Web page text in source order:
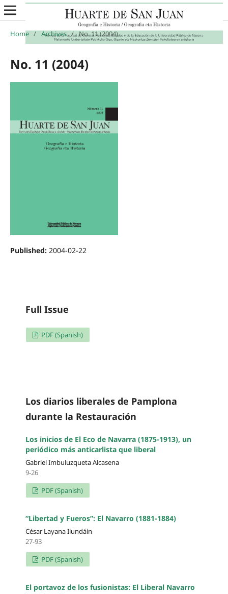
Home / Archives / No. 11 (2004)
No. 11 (2004)
Published: 2004-02-22
Full Issue
PDF (Spanish)
Los diarios liberales de Pamplona
durante la Restauración
Los inicios de El Eco de Navarra (1875-1913), un
periódico más anticarlista que liberal
Gabriel Imbuluzqueta Alcasena
9-26
PDF (Spanish)
“Libertad y Fueros”: El Navarro (1881-1884)
César Layana Ilundáin
27-93
PDF (Spanish)
El portavoz de los fusionistas: El Liberal Navarro